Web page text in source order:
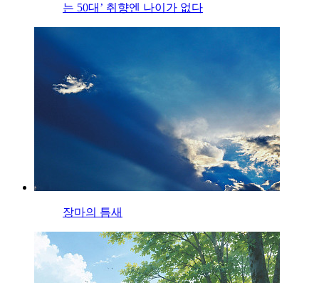
는 50대’ 취향엔 나이가 없다
장마의 틈새